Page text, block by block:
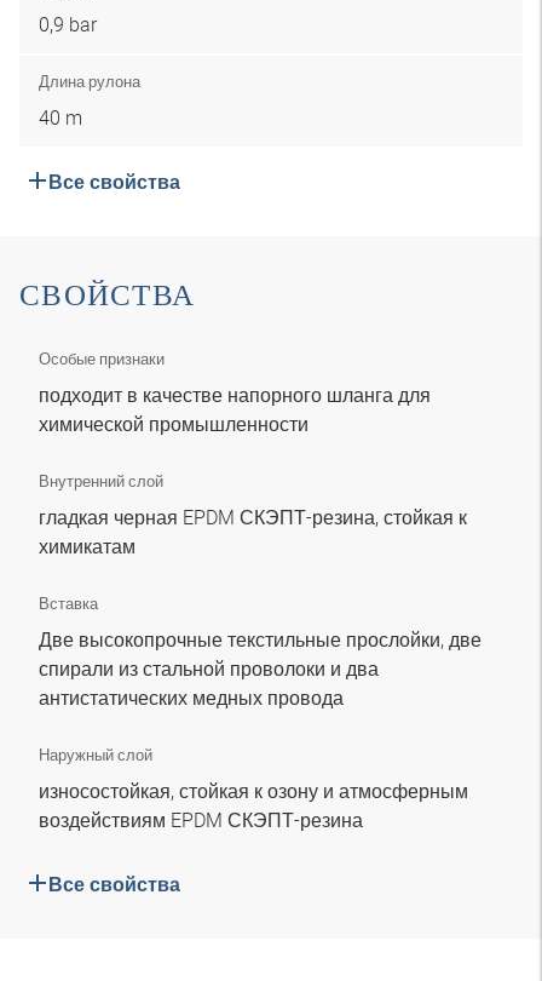
0,9 bar
Длина рулона
40 m
Все свойства
СВОЙСТВА
Особые признаки
подходит в качестве напорного шланга для
химической промышленности
Внутренний слой
гладкая черная EPDM СКЭПТ-резина, стойкая к
химикатам
Вставка
Две высокопрочные текстильные прослойки, две
спирали из стальной проволоки и два
антистатических медных провода
Наружный слой
износостойкая, стойкая к озону и атмосферным
воздействиям EPDM СКЭПТ-резина
Все свойства